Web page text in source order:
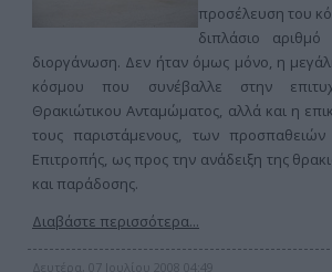
προσέλευση του
διπλάσιο
διοργάνωση. Δεν ήταν όμως μόνο, η
κόσμου που συνέβαλλε στην
Θρακιώτικου Ανταμώματος, αλλά και η
τους παριστάμενους, των προσπαθειών
Επιτροπής, ως προς την ανάδειξη της
και παράδοσης.
Διαβάστε περισσότερα...
Δευτέρα, 07 Ιουλίου 2008 04:49